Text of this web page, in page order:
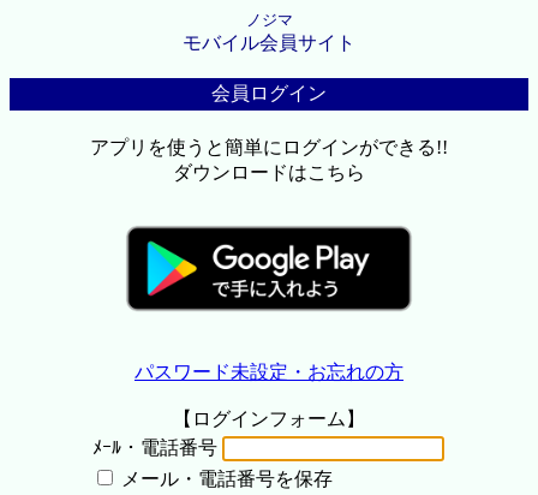
ノジマ
モバイル会員サイト
会員ログイン
アプリを使うと簡単にログインができる!!
ダウンロードはこちら
パスワード未設定・お忘れの方
【ログインフォーム】
ﾒｰﾙ・電話番号
メール・電話番号を保存